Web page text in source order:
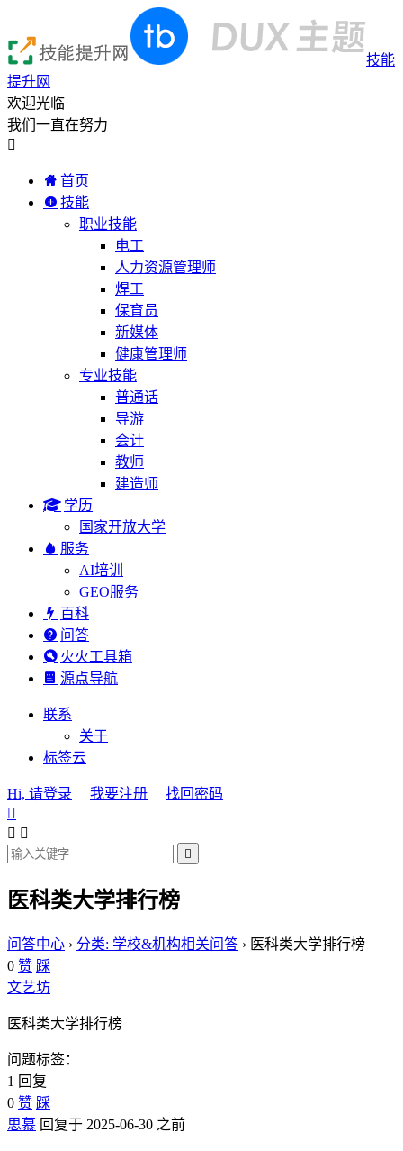
技能
提升网
欢迎光临
我们一直在努力

首页
技能
职业技能
电工
人力资源管理师
焊工
保育员
新媒体
健康管理师
专业技能
普通话
导游
会计
教师
建造师
学历
国家开放大学
服务
AI培训
GEO服务
百科
问答
火火工具箱
源点导航
联系
关于
标签云
Hi, 请登录 我要注册
找回密码

 

医科类大学排行榜
问答中心 › 分类: 学校&机构相关问答 › 医科类大学排行榜
0 赞 踩
文艺坊
医科类大学排行榜
问题标签：
1 回复
0 赞 踩
思慕 回复于 2025-06-30 之前